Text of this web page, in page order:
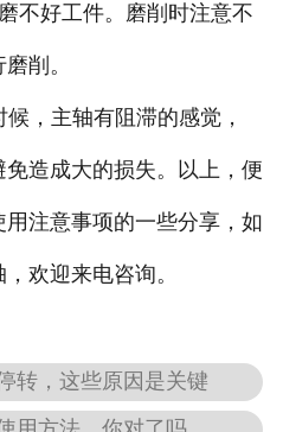
不好工件。磨削时注意不
削。
，主轴有阻滞的感觉，
造成大的损失。以上，便
注意事项的一些分享，如
欢迎来电咨询。
转，这些原因是关键